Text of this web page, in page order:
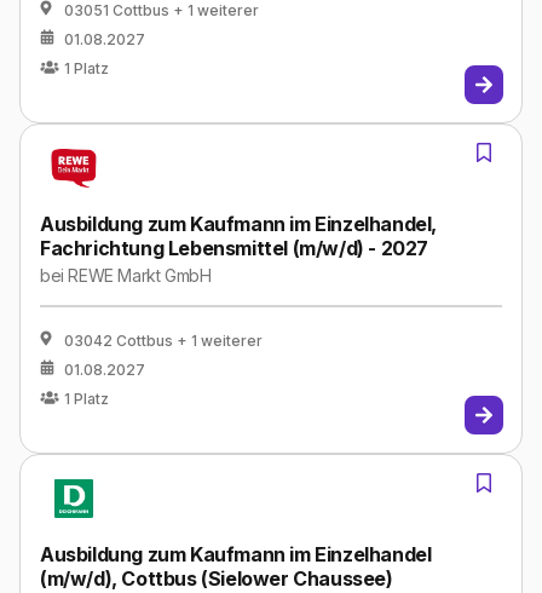
03051 Cottbus + 1 weiterer
01.08.2027
1 Platz
Ausbildung zum Kaufmann im Einzelhandel,
Fachrichtung Lebensmittel (m/w/d) - 2027
beiREWE Markt GmbH
03042 Cottbus + 1 weiterer
01.08.2027
1 Platz
Ausbildung zum Kaufmann im Einzelhandel
(m/w/d), Cottbus (Sielower Chaussee)